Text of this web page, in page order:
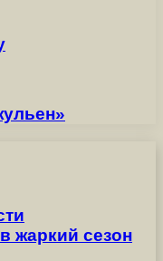
жаркий сезон